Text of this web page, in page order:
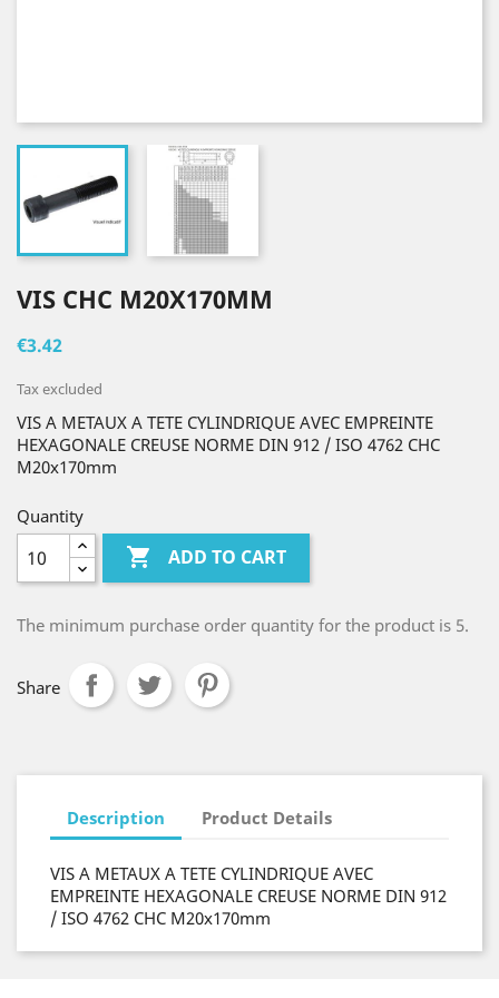
VIS CHC M20X170MM
€3.42
Tax excluded
VIS A METAUX A TETE CYLINDRIQUE AVEC EMPREINTE
HEXAGONALE CREUSE NORME DIN 912 / ISO 4762 CHC
M20x170mm
Quantity
 ADD TO CART
The minimum purchase order quantity for the product is 5.
Share
Description Product Details
VIS A METAUX A TETE CYLINDRIQUE AVEC
EMPREINTE HEXAGONALE CREUSE NORME DIN 912
/ ISO 4762 CHC M20x170mm